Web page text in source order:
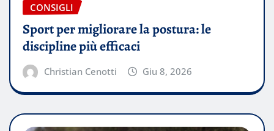
CONSIGLI
Sport per migliorare la postura: le
discipline più efficaci
Christian Cenotti Giu 8, 2026